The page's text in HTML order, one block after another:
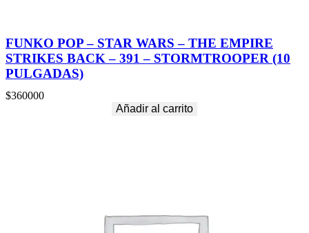
FUNKO POP – STAR WARS – THE EMPIRE
STRIKES BACK – 391 – STORMTROOPER (10
PULGADAS)
$360000
Añadir al carrito